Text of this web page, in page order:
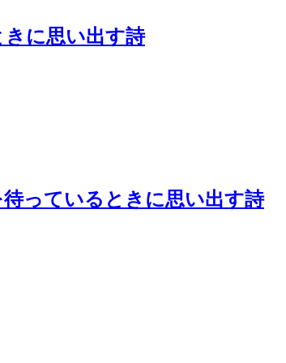
きに思い出す詩
っているときに思い出す詩